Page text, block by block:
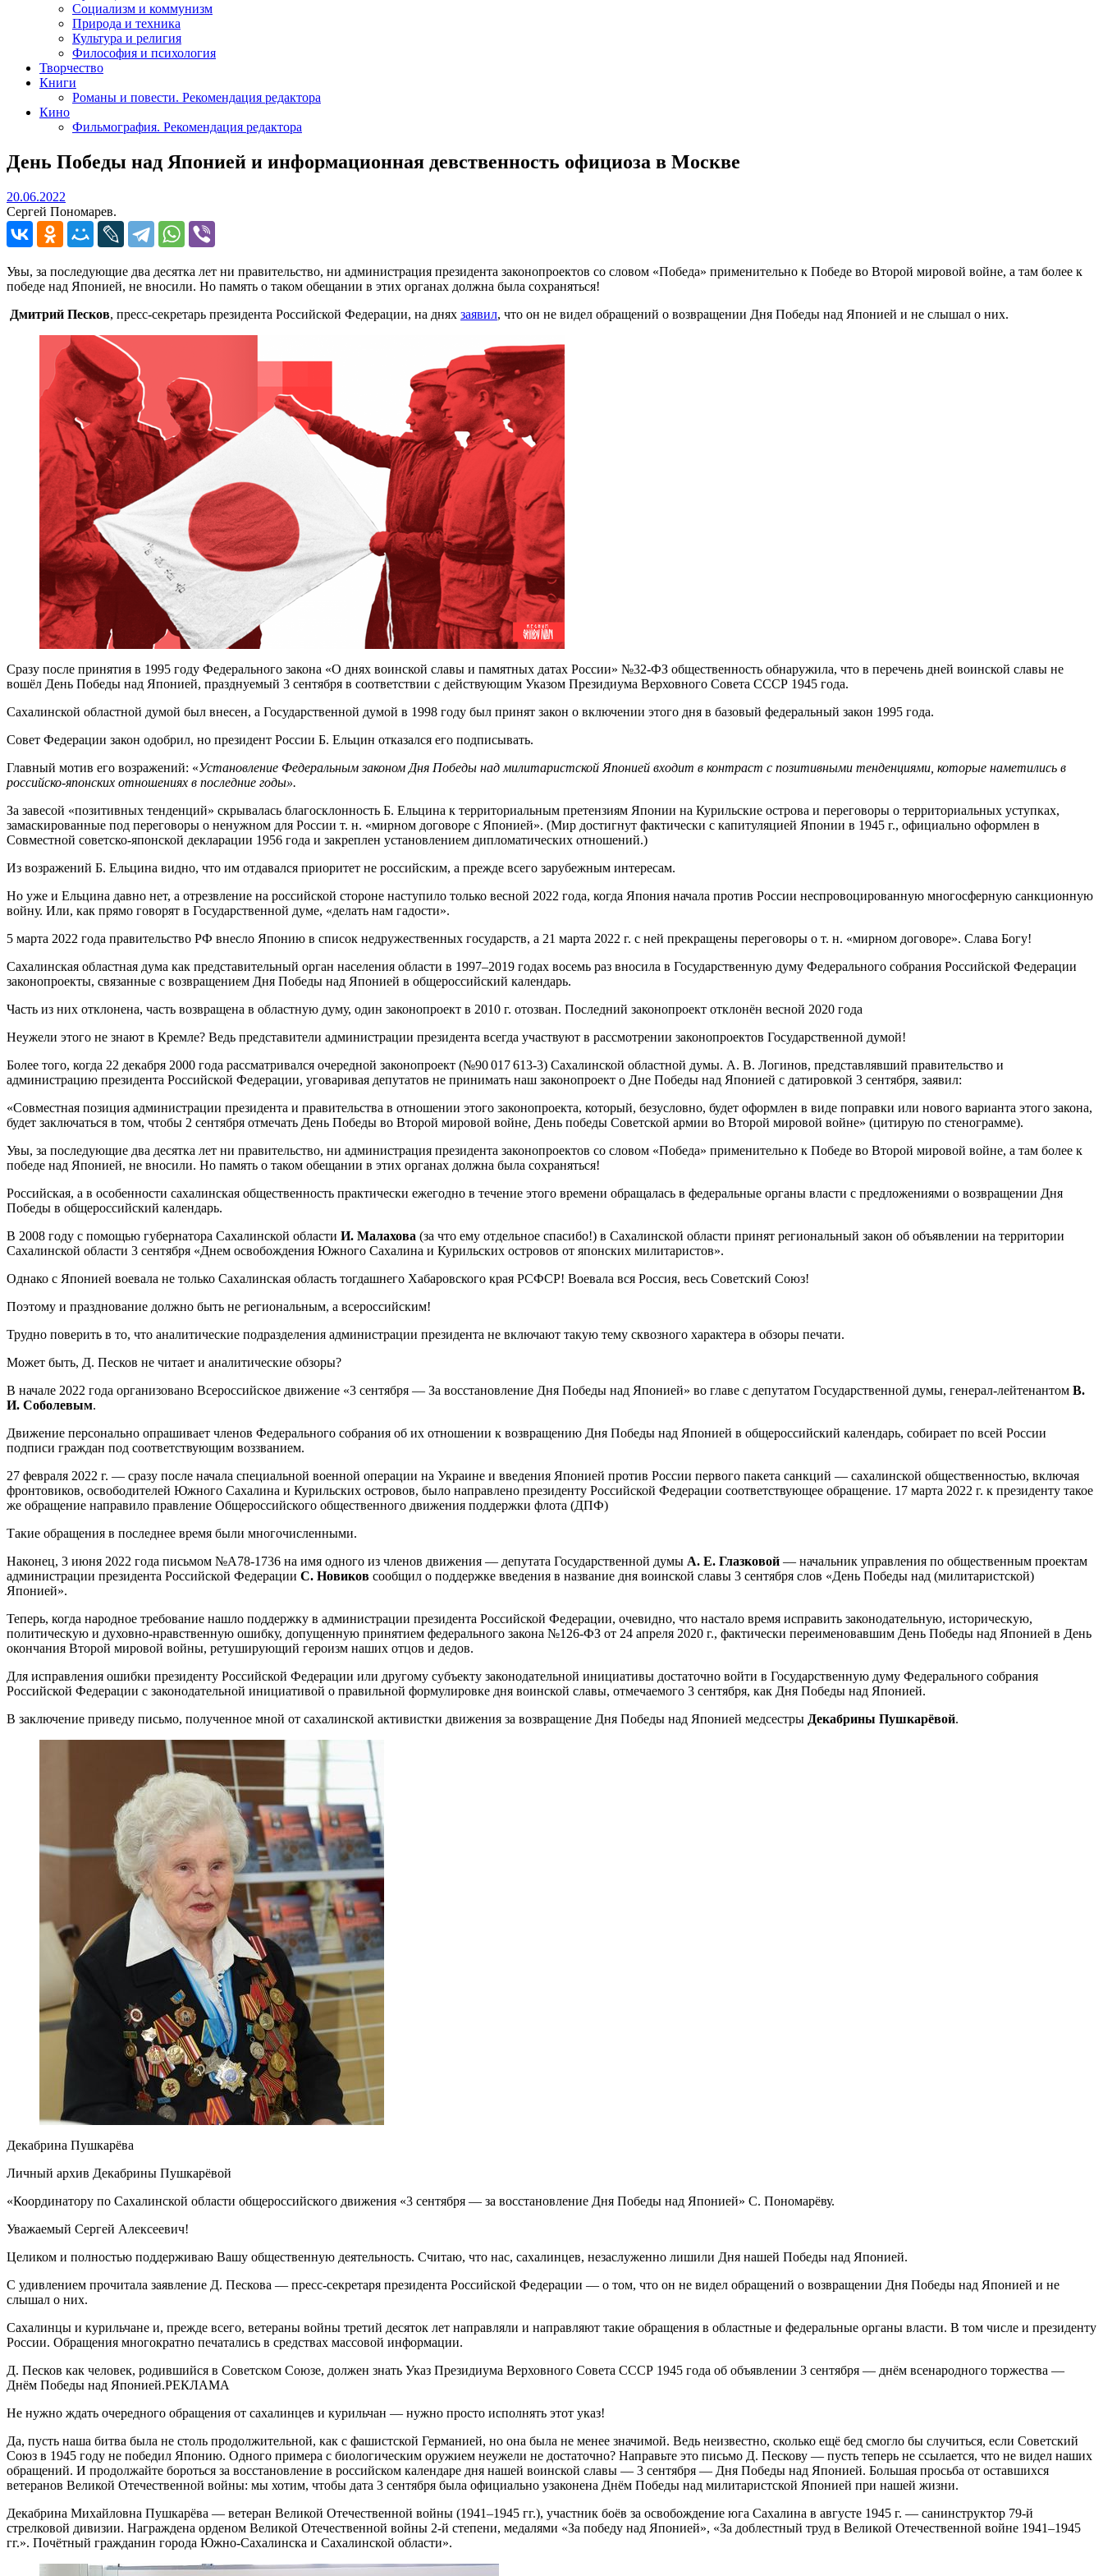
Социализм и коммунизм
Природа и техника
Культура и религия
Философия и психология
Творчество
Книги
Романы и повести. Рекомендация редактора
Кино
Фильмография. Рекомендация редактора
День Победы над Японией и информационная девственность официоза в Москве
20.06.2022
Сергей Пономарев.
Увы, за последующие два десятка лет ни правительство, ни администрация президента законопроектов со словом «Победа» применительно к Победе во Второй мировой войне, а там более к
победе над Японией, не вносили. Но память о таком обещании в этих органах должна была сохраняться!
Дмитрий Песков, пресс-секретарь президента Российской Федерации, на днях заявил, что он не видел обращений о возвращении Дня Победы над Японией и не слышал о них.
Сразу после принятия в 1995 году Федерального закона «О днях воинской славы и памятных датах России» №32-ФЗ общественность обнаружила, что в перечень дней воинской славы не
вошёл День Победы над Японией, празднуемый 3 сентября в соответствии с действующим Указом Президиума Верховного Совета СССР 1945 года.
Сахалинской областной думой был внесен, а Государственной думой в 1998 году был принят закон о включении этого дня в базовый федеральный закон 1995 года.
Совет Федерации закон одобрил, но президент России Б. Ельцин отказался его подписывать.
Главный мотив его возражений: «Установление Федеральным законом Дня Победы над милитаристской Японией входит в контраст с позитивными тенденциями, которые наметились в
российско-японских отношениях в последние годы».
За завесой «позитивных тенденций» скрывалась благосклонность Б. Ельцина к территориальным претензиям Японии на Курильские острова и переговоры о территориальных уступках,
замаскированные под переговоры о ненужном для России т. н. «мирном договоре с Японией». (Мир достигнут фактически с капитуляцией Японии в 1945 г., официально оформлен в
Совместной советско-японской декларации 1956 года и закреплен установлением дипломатических отношений.)
Из возражений Б. Ельцина видно, что им отдавался приоритет не российским, а прежде всего зарубежным интересам.
Но уже и Ельцина давно нет, а отрезвление на российской стороне наступило только весной 2022 года, когда Япония начала против России неспровоцированную многосферную санкционную
войну. Или, как прямо говорят в Государственной думе, «делать нам гадости».
5 марта 2022 года правительство РФ внесло Японию в список недружественных государств, а 21 марта 2022 г. с ней прекращены переговоры о т. н. «мирном договоре». Слава Богу!
Сахалинская областная дума как представительный орган населения области в 1997–2019 годах восемь раз вносила в Государственную думу Федерального собрания Российской Федерации
законопроекты, связанные с возвращением Дня Победы над Японией в общероссийский календарь.
Часть из них отклонена, часть возвращена в областную думу, один законопроект в 2010 г. отозван. Последний законопроект отклонён весной 2020 года
Неужели этого не знают в Кремле? Ведь представители администрации президента всегда участвуют в рассмотрении законопроектов Государственной думой!
Более того, когда 22 декабря 2000 года рассматривался очередной законопроект (№90 017 613-3) Сахалинской областной думы. А. В. Логинов, представлявший правительство и
администрацию президента Российской Федерации, уговаривая депутатов не принимать наш законопроект о Дне Победы над Японией с датировкой 3 сентября, заявил:
«Совместная позиция администрации президента и правительства в отношении этого законопроекта, который, безусловно, будет оформлен в виде поправки или нового варианта этого закона,
будет заключаться в том, чтобы 2 сентября отмечать День Победы во Второй мировой войне, День победы Советской армии во Второй мировой войне» (цитирую по стенограмме).
Увы, за последующие два десятка лет ни правительство, ни администрация президента законопроектов со словом «Победа» применительно к Победе во Второй мировой войне, а там более к
победе над Японией, не вносили. Но память о таком обещании в этих органах должна была сохраняться!
Российская, а в особенности сахалинская общественность практически ежегодно в течение этого времени обращалась в федеральные органы власти с предложениями о возвращении Дня
Победы в общероссийский календарь.
В 2008 году с помощью губернатора Сахалинской области И. Малахова (за что ему отдельное спасибо!) в Сахалинской области принят региональный закон об объявлении на территории
Сахалинской области 3 сентября «Днем освобождения Южного Сахалина и Курильских островов от японских милитаристов».
Однако с Японией воевала не только Сахалинская область тогдашнего Хабаровского края РСФСР! Воевала вся Россия, весь Советский Союз!
Поэтому и празднование должно быть не региональным, а всероссийским!
Трудно поверить в то, что аналитические подразделения администрации президента не включают такую тему сквозного характера в обзоры печати.
Может быть, Д. Песков не читает и аналитические обзоры?
В начале 2022 года организовано Всероссийское движение «3 сентября — За восстановление Дня Победы над Японией» во главе с депутатом Государственной думы, генерал-лейтенантом В.
И. Соболевым.
Движение персонально опрашивает членов Федерального собрания об их отношении к возвращению Дня Победы над Японией в общероссийский календарь, собирает по всей России
подписи граждан под соответствующим воззванием.
27 февраля 2022 г. — сразу после начала специальной военной операции на Украине и введения Японией против России первого пакета санкций — сахалинской общественностью, включая
фронтовиков, освободителей Южного Сахалина и Курильских островов, было направлено президенту Российской Федерации соответствующее обращение. 17 марта 2022 г. к президенту такое
же обращение направило правление Общероссийского общественного движения поддержки флота (ДПФ)
Такие обращения в последнее время были многочисленными.
Наконец, 3 июня 2022 года письмом №А78-1736 на имя одного из членов движения — депутата Государственной думы А. Е. Глазковой — начальник управления по общественным проектам
администрации президента Российской Федерации С. Новиков сообщил о поддержке введения в название дня воинской славы 3 сентября слов «День Победы над (милитаристской)
Японией».
Теперь, когда народное требование нашло поддержку в администрации президента Российской Федерации, очевидно, что настало время исправить законодательную, историческую,
политическую и духовно-нравственную ошибку, допущенную принятием федерального закона №126-ФЗ от 24 апреля 2020 г., фактически переименовавшим День Победы над Японией в День
окончания Второй мировой войны, ретуширующий героизм наших отцов и дедов.
Для исправления ошибки президенту Российской Федерации или другому субъекту законодательной инициативы достаточно войти в Государственную думу Федерального собрания
Российской Федерации с законодательной инициативой о правильной формулировке дня воинской славы, отмечаемого 3 сентября, как Дня Победы над Японией.
В заключение приведу письмо, полученное мной от сахалинской активистки движения за возвращение Дня Победы над Японией медсестры Декабрины Пушкарёвой.
Декабрина Пушкарёва
Личный архив Декабрины Пушкарёвой
«Координатору по Сахалинской области общероссийского движения «3 сентября — за восстановление Дня Победы над Японией» С. Пономарёву.
Уважаемый Сергей Алексеевич!
Целиком и полностью поддерживаю Вашу общественную деятельность. Считаю, что нас, сахалинцев, незаслуженно лишили Дня нашей Победы над Японией.
С удивлением прочитала заявление Д. Пескова — пресс-секретаря президента Российской Федерации — о том, что он не видел обращений о возвращении Дня Победы над Японией и не
слышал о них.
Сахалинцы и курильчане и, прежде всего, ветераны войны третий десяток лет направляли и направляют такие обращения в областные и федеральные органы власти. В том числе и президенту
России. Обращения многократно печатались в средствах массовой информации.
Д. Песков как человек, родившийся в Советском Союзе, должен знать Указ Президиума Верховного Совета СССР 1945 года об объявлении 3 сентября — днём всенародного торжества —
Днём Победы над Японией.РЕКЛАМА
Не нужно ждать очередного обращения от сахалинцев и курильчан — нужно просто исполнять этот указ!
Да, пусть наша битва была не столь продолжительной, как с фашистской Германией, но она была не менее значимой. Ведь неизвестно, сколько ещё бед смогло бы случиться, если Советский
Союз в 1945 году не победил Японию. Одного примера с биологическим оружием неужели не достаточно? Направьте это письмо Д. Пескову — пусть теперь не ссылается, что не видел наших
обращений. И продолжайте бороться за восстановление в российском календаре дня нашей воинской славы — 3 сентября — Дня Победы над Японией. Большая просьба от оставшихся
ветеранов Великой Отечественной войны: мы хотим, чтобы дата 3 сентября была официально узаконена Днём Победы над милитаристской Японией при нашей жизни.
Декабрина Михайловна Пушкарёва — ветеран Великой Отечественной войны (1941–1945 гг.), участник боёв за освобождение юга Сахалина в августе 1945 г. — санинструктор 79-й
стрелковой дивизии. Награждена орденом Великой Отечественной войны 2-й степени, медалями «За победу над Японией», «За доблестный труд в Великой Отечественной войне 1941–1945
гг.». Почётный гражданин города Южно-Сахалинска и Сахалинской области».